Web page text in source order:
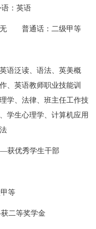
语：英语
普通话：二级甲等
语泛读、语法、英美概
、英语教师职业技能训
学、法律、班主任工作技
学生心理学、计算机应用
获优秀学生干部
等
二等奖学金